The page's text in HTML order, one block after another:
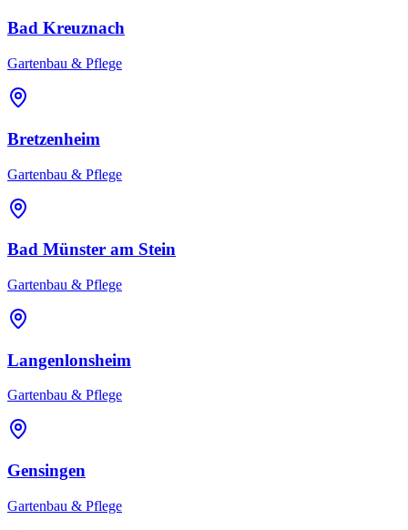
Bad Kreuznach
Gartenbau & Pflege
Bretzenheim
Gartenbau & Pflege
Bad Münster am Stein
Gartenbau & Pflege
Langenlonsheim
Gartenbau & Pflege
Gensingen
Gartenbau & Pflege